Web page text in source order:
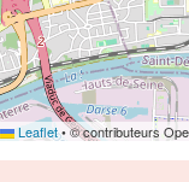
Leaflet• © contributeurs